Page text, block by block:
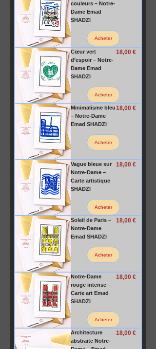
couleurs – Notre-
Dame Emad
SHADZI
Acheter
Cœur vert
d’espoir – Notre-
Dame Emad
SHADZI
Prix
18,00 €
Acheter
Minimalisme bleu
– Notre-Dame
Emad SHADZI
Prix
18,00 €
Acheter
Vague bleue sur
Notre-Dame –
Carte artistique
SHADZI
Prix
18,00 €
Acheter
Soleil de Paris –
Notre-Dame
Emad SHADZI
Prix
18,00 €
Acheter
Notre-Dame
rouge intense –
Carte art Emad
SHADZI
Prix
18,00 €
Acheter
Architecture
abstraite Notre-
Prix
18,00 €